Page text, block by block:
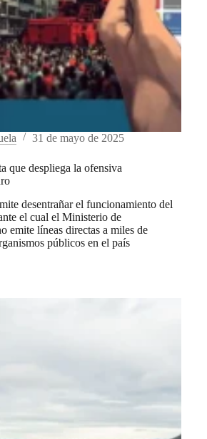
31 de mayo de 2025
que despliega la ofensiva
desentrañar el funcionamiento del
el cual el Ministerio de
emite líneas directas a miles de
públicos en el país